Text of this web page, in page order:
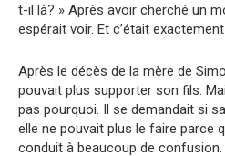
t-il là? » Après avoir cherché un
espérait voir. Et c’était
Après le décès de la mère de
pouvait plus supporter son fils.
pas pourquoi. Il se demandait si
elle ne pouvait plus le faire parce
conduit à beaucoup de confusion.